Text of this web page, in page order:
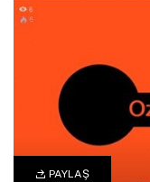
PAYLAŞ